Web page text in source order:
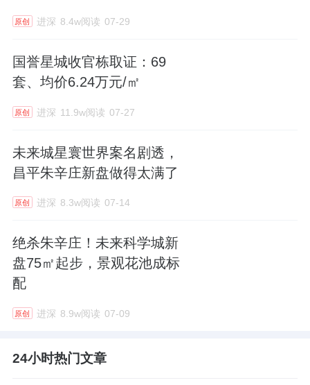
原创 进深 8.4w阅读 07-29
国誉星城收官栋取证：69
套、均价6.24万元/㎡
原创 进深 11.9w阅读 07-27
未来城星寰世界案名剧透，
昌平朱辛庄新盘做得太满了
原创 进深 8.3w阅读 07-14
绝杀朱辛庄！未来科学城新
盘75㎡起步，景观花池成标
配
原创 进深 8.9w阅读 07-09
24小时热门文章